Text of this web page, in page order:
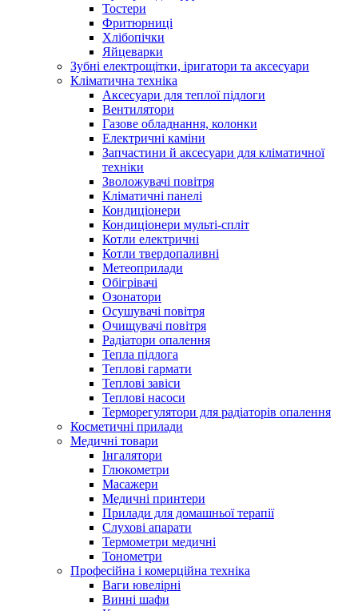
Тостери
Фритюрниці
Хлібопічки
Яйцеварки
Зубні електрощітки, іригатори та аксесуари
Кліматична техніка
Аксесуари для теплої підлоги
Вентилятори
Газове обладнання, колонки
Електричні каміни
Запчастини й аксесуари для кліматичної
техніки
Зволожувачі повітря
Кліматичні панелі
Кондиціонери
Кондиціонери мульті-спліт
Котли електричні
Котли твердопаливні
Метеоприлади
Обігрівачі
Озонатори
Осушувачі повітря
Очищувачі повітря
Радіатори опалення
Тепла підлога
Теплові гармати
Теплові завіси
Теплові насоси
Терморегулятори для радіаторів опалення
Косметичні прилади
Медичні товари
Інгалятори
Глюкометри
Масажери
Медичні принтери
Прилади для домашньої терапії
Слухові апарати
Термометри медичні
Тонометри
Професійна і комерційна техніка
Ваги ювелірні
Винні шафи